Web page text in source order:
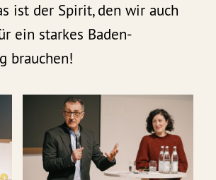
ist der Spirit, den wir auch
ein starkes Baden-
brauchen!